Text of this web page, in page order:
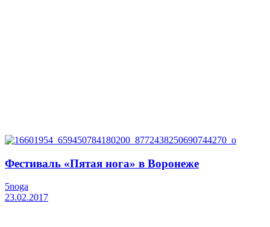
Фестиваль «Пятая нога» в Воронеже
5noga
23.02.2017